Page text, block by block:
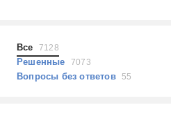
Наушники
Выберите...
не включается
Все 7128
Решенные 7073
Вопросы без ответов55